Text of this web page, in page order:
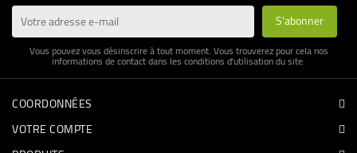
Vous pouvez vous désinscrire à tout moment. Vous trouverez pour cela nos
informations de contact dans les conditions d'utilisation du site.
COORDONNÉES
VOTRE COMPTE